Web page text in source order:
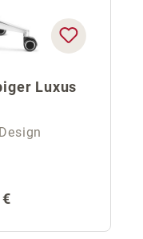
Luxus